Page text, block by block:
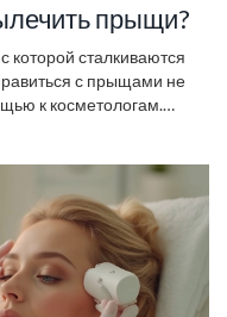
прыщи?
которой сталкиваются
с прыщами не
к косметологам.
выбрать правильного
работают.